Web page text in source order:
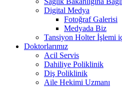
Digital Medya
Fotoğraf Galerisi
Medyada Biz
Tansiyon Holter İşlemi
Doktorlarımız
Acil Servis
Dahiliye Poliklinik
Diş Poliklinik
Aile Hekimi Uzmanı